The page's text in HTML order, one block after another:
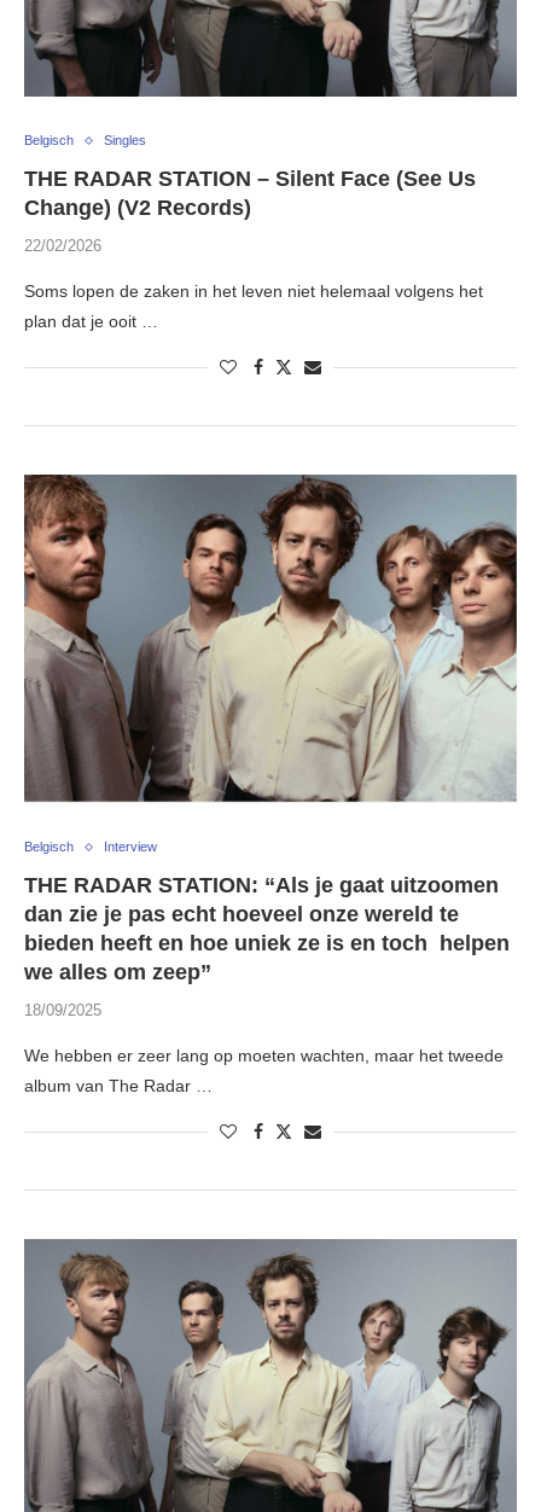
Belgisch Singles
THE RADAR STATION – Silent Face (See Us
Change) (V2 Records)
22/02/2026
Soms lopen de zaken in het leven niet helemaal volgens het
plan dat je ooit …
Belgisch Interview
THE RADAR STATION: “Als je gaat uitzoomen
dan zie je pas echt hoeveel onze wereld te
bieden heeft en hoe uniek ze is en toch helpen
we alles om zeep”
18/09/2025
We hebben er zeer lang op moeten wachten, maar het tweede
album van The Radar …